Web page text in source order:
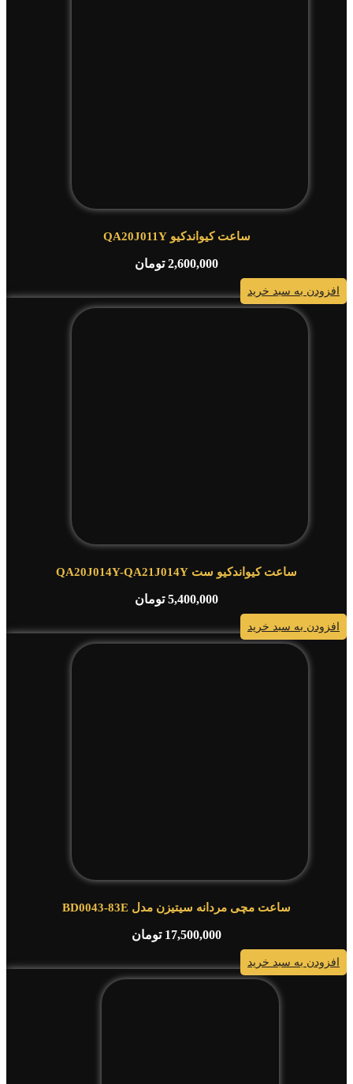
ساعت کیواندکیو QA20J011Y
2,600,000 تومان
افزودن به سبد خرید
ساعت کیواندکیو ست QA20J014Y-QA21J014Y
5,400,000 تومان
افزودن به سبد خرید
ساعت مچی مردانه سیتیزن مدل BD0043-83E
17,500,000 تومان
افزودن به سبد خرید